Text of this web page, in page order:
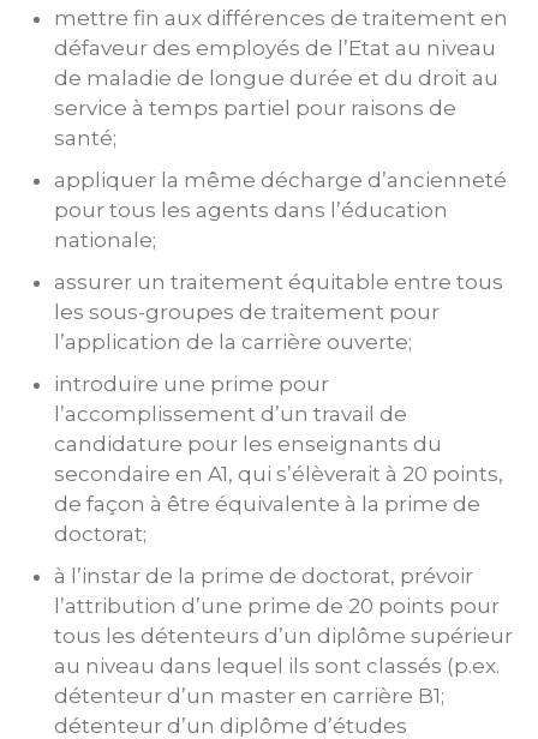
mettre fin aux différences de traitement en
défaveur des employés de l’Etat au niveau
de maladie de longue durée et du droit au
service à temps partiel pour raisons de
santé;
appliquer la même décharge d’ancienneté
pour tous les agents dans l’éducation
nationale;
assurer un traitement équitable entre tous
les sous-groupes de traitement pour
l’application de la carrière ouverte;
introduire une prime pour
l’accomplissement d’un travail de
candidature pour les enseignants du
secondaire en A1, qui s’élèverait à 20 points,
de façon à être équivalente à la prime de
doctorat;
à l’instar de la prime de doctorat, prévoir
l’attribution d’une prime de 20 points pour
tous les détenteurs d’un diplôme supérieur
au niveau dans lequel ils sont classés (p.ex.
détenteur d’un master en carrière B1;
détenteur d’un diplôme d’études